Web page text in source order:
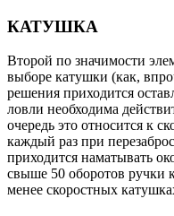
КАТУШКА
Второй по значимости
выборе катушки (как,
решения приходится
ловли необходима
очередь это относится к
каждый раз при
приходится наматывать
свыше 50 оборотов ручки
менее скоростных